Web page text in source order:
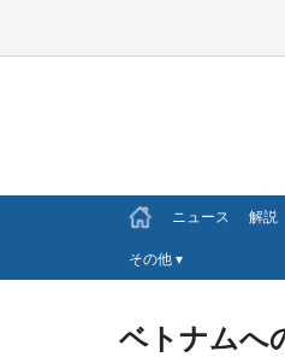
ニュース 解説
その他 ▾
ベトナムへ